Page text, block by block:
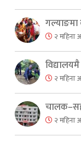
गल्याङमा
२ महिना
विद्यालयमै
२ महिना
२ महिना